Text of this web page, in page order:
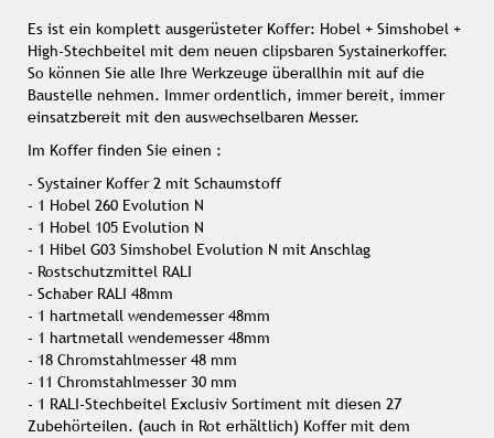
Es ist ein komplett ausgerüsteter Koffer: Hobel + Simshobel +
High-Stechbeitel mit dem neuen clipsbaren Systainerkoffer.
So können Sie alle Ihre Werkzeuge überallhin mit auf die
Baustelle nehmen. Immer ordentlich, immer bereit, immer
einsatzbereit mit den auswechselbaren Messer.
Im Koffer finden Sie einen :
- Systainer Koffer 2 mit Schaumstoff
- 1 Hobel 260 Evolution N
- 1 Hobel 105 Evolution N
- 1 Hibel G03 Simshobel Evolution N mit Anschlag
- Rostschutzmittel RALI
- Schaber RALI 48mm
- 1 hartmetall wendemesser 48mm
- 1 hartmetall wendemesser 48mm
- 18 Chromstahlmesser 48 mm
- 11 Chromstahlmesser 30 mm
- 1 RALI-Stechbeitel Exclusiv Sortiment mit diesen 27
Zubehörteilen. (auch in Rot erhältlich) Koffer mit dem